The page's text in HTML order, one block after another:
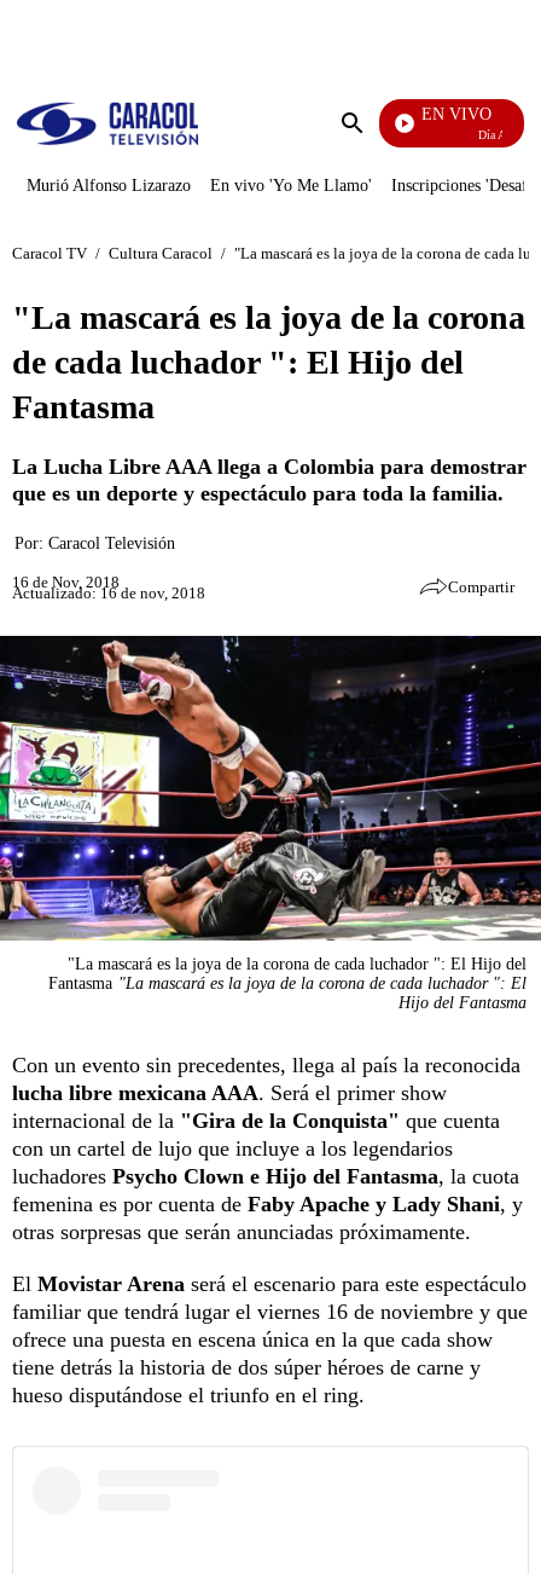
Enviar
EN VIVO
Día A Día
Murió Alfonso Lizarazo En vivo 'Yo Me Llamo' Inscripciones
Caracol TV / Cultura Caracol / "La mascará es la joya de la corona de cada
"La mascará es la joya de la corona
de cada luchador ": El Hijo del
Fantasma
La Lucha Libre AAA llega a Colombia para demostrar
que es un deporte y espectáculo para toda la familia.
Por: Caracol Televisión
16 de Nov, 2018
Actualizado: 16 de nov, 2018 Compartir
"La mascará es la joya de la corona de cada luchador ": El Hijo del
Fantasma "La mascará es la joya de la corona de cada luchador ": El
Hijo del Fantasma
Con un evento sin precedentes, llega al país la reconocida
lucha libre mexicana AAA. Será el primer show
internacional de la "Gira de la Conquista" que cuenta
con un cartel de lujo que incluye a los legendarios
luchadores Psycho Clown e Hijo del Fantasma, la cuota
femenina es por cuenta de Faby Apache y Lady Shani, y
otras sorpresas que serán anunciadas próximamente.
El Movistar Arena será el escenario para este espectáculo
familiar que tendrá lugar el viernes 16 de noviembre y que
ofrece una puesta en escena única en la que cada show
tiene detrás la historia de dos súper héroes de carne y
hueso disputándose el triunfo en el ring.